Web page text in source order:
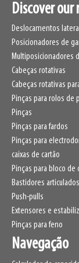
Discover
Deslocamentos
Posicionadores de
Multiposicionadores
Cabeças rotativas
Cabeças rotativas
Pinças para rolos de
Pinças
Pinças para fardos
Pinças para
caixas de cartão
Pinças para bloco de
Bastidores articulados
Push-pulls
Extensores e
Pinças para feno
Navegação